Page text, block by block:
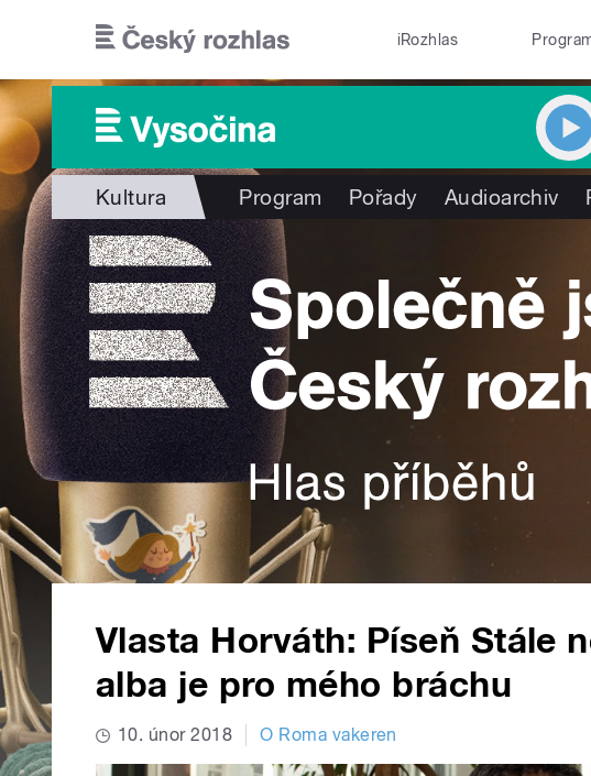
iRozhlas
Kultura Program Pořady Audioarchiv
Vlasta Horváth: Píseň Stále
alba je pro mého bráchu
10. únor 2018 O Roma vakeren